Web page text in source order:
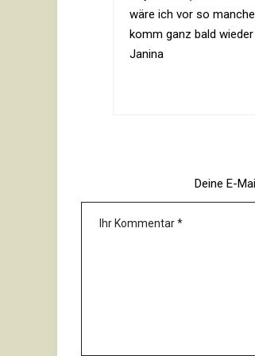
wäre ich vor so
komm ganz bald
Janina
Deine E-